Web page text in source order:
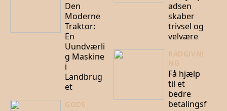
Den
Moderne
Traktor:
En
Uundværli
g Maskine
i
Landbrug
et
GODE
adsen
skaber
trivsel og
velvære
RÅDGIVNI
NG
Få hjælp
til et
bedre
betalingsf